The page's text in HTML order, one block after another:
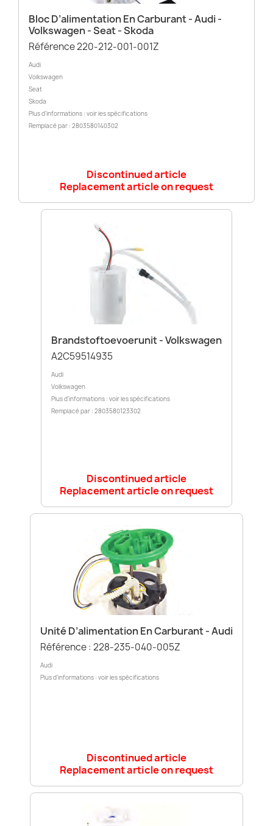
Bloc D’alimentation En Carburant - Audi -
Volkswagen - Seat - Skoda
Référence 220-212-001-001Z
Audi
Volkswagen
Seat
Skoda
Plus d’informations : voir les spécifications
Remplacé par : 2803580140302
Discontinued article
Replacement article on request
Brandstoftoevoerunit - Volkswagen
A2C59514935
Audi
Volkswagen
Plus d’informations : voir les spécifications
Remplacé par : 2803580123302
Discontinued article
Replacement article on request
Unité D’alimentation En Carburant - Audi
Référence : 228-235-040-005Z
Audi
Plus d’informations : voir les spécifications
Discontinued article
Replacement article on request